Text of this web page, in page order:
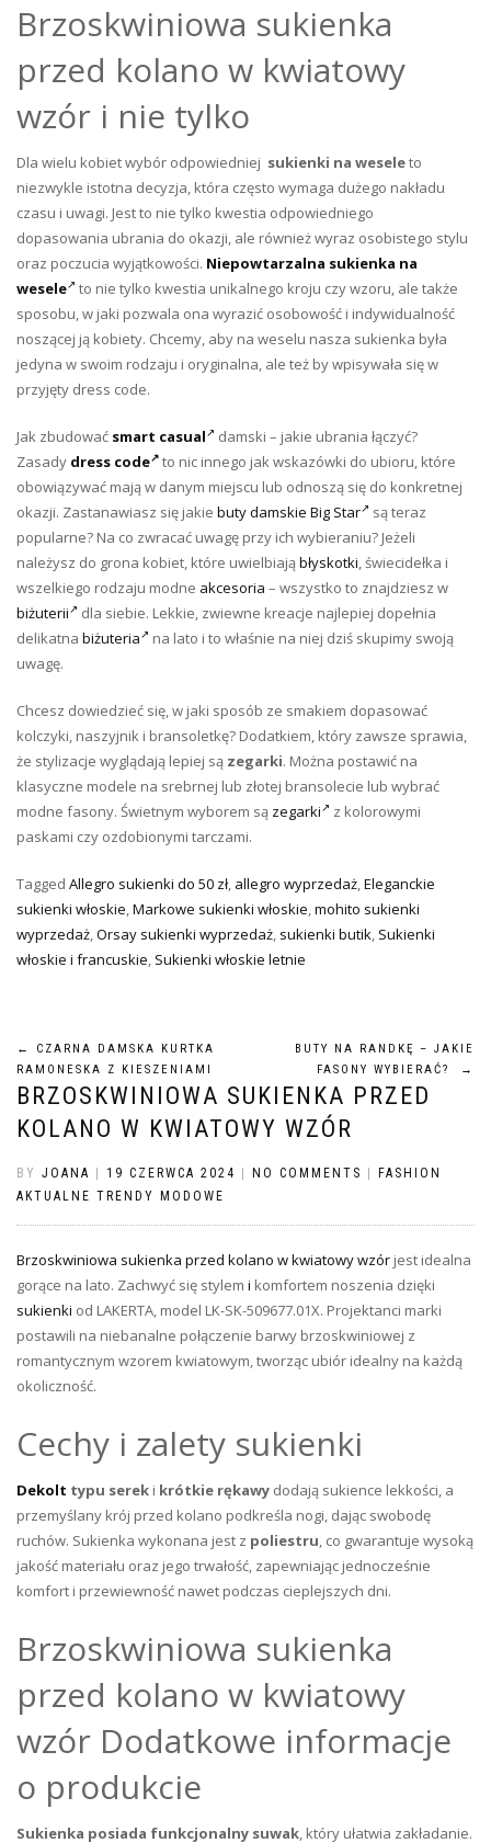
Brzoskwiniowa sukienka
przed kolano w kwiatowy
wzór i nie tylko
Dla wielu kobiet wybór odpowiedniej sukienki na weseleto
niezwykle istotna decyzja, która często wymaga dużego nakładu
czasu i uwagi. Jest to nie tylko kwestia odpowiedniego
dopasowania ubrania do okazji, ale również wyraz osobistego stylu
oraz poczucia wyjątkowości. Niepowtarzalna sukienka na
wesele
to nie tylko kwestia unikalnego kroju czy wzoru, ale także
sposobu, w jaki pozwala ona wyrazić osobowość i indywidualność
noszącej ją kobiety. Chcemy, aby na weselu nasza sukienka była
jedyna w swoim rodzaju i oryginalna, ale też by wpisywała się w
przyjęty dress code.
Jak zbudować smart casual
damski – jakie ubrania łączyć?
Zasady dress code
to nic innego jak wskazówki do ubioru, które
obowiązywać mają w danym miejscu lub odnoszą się do konkretnej
okazji. Zastanawiasz się jakie buty damskie Big Star
są teraz
popularne? Na co zwracać uwagę przy ich wybieraniu? Jeżeli
należysz do grona kobiet, które uwielbiająbłyskotki, świecidełka i
wszelkiego rodzaju modne akcesoria – wszystko to znajdziesz w
biżuterii
dla siebie. Lekkie, zwiewne kreacje najlepiej dopełnia
delikatna biżuteria
na lato i to właśnie na niej dziś skupimy swoją
uwagę.
Chcesz dowiedzieć się, w jaki sposób ze smakiem dopasować
kolczyki, naszyjnik i bransoletkę? Dodatkiem, który zawsze sprawia,
że stylizacje wyglądają lepiej są zegarki. Można postawić na
klasyczne modele na srebrnej lub złotej bransolecie lub wybrać
modne fasony. Świetnym wyborem są zegarki
z kolorowymi
paskami czy ozdobionymi tarczami.
Tagged Allegro sukienki do 50 zł, allegro wyprzedaż,Eleganckie
sukienki włoskie,Markowe sukienki włoskie,mohito sukienki
wyprzedaż,Orsay sukienki wyprzedaż, sukienki butik, Sukienki
włoskie i francuskie, Sukienki włoskie letnie
Nawigacja
wpisu
←
CZARNA DAMSKA KURTKA
RAMONESKA Z KIESZENIAMI
BUTY NA RANDKĘ – JAKIE
FASONY WYBIERAĆ?
→
BRZOSKWINIOWA SUKIENKA PRZED
KOLANO W KWIATOWY WZÓR
BY JOANA 19 CZERWCA 2024 NO COMMENTS
FASHION
AKTUALNE TRENDY MODOWE
Brzoskwiniowa sukienka przed kolano w kwiatowy wzór jest idealna
gorące na lato. Zachwyć się stylem i komfortem noszenia dzięki
sukienki od LAKERTA, model LK-SK-509677.01X. Projektanci marki
postawili na niebanalne połączenie barwy brzoskwiniowej z
romantycznym wzorem kwiatowym, tworząc ubiór idealny na każdą
okoliczność.
Cechy i zalety sukienki
Dekolt typu serek i krótkie rękawy dodają sukience lekkości, a
przemyślany krój przed kolano podkreśla nogi, dając swobodę
ruchów. Sukienka wykonana jest z poliestru, co gwarantuje wysoką
jakość materiału oraz jego trwałość, zapewniając jednocześnie
komfort i przewiewność nawet podczas cieplejszych dni.
Brzoskwiniowa sukienka
przed kolano w kwiatowy
wzór Dodatkowe informacje
o produkcie
Sukienka posiada funkcjonalny suwak, który ułatwia zakładanie.